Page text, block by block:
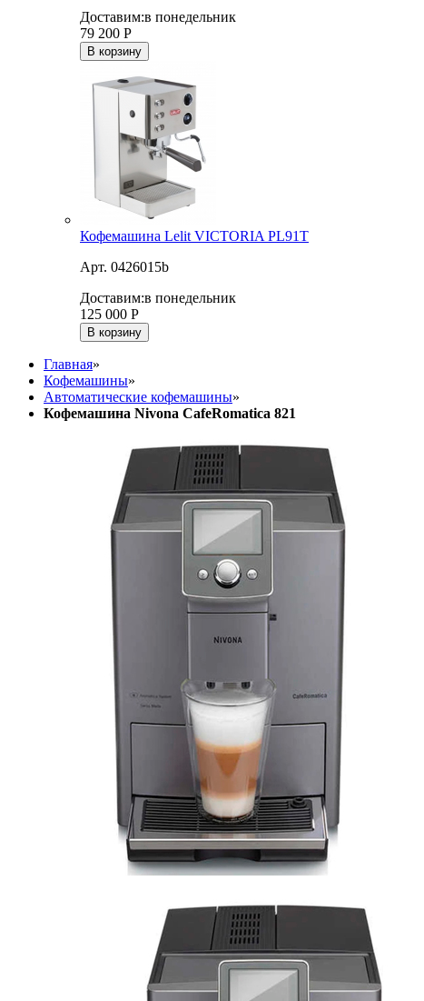
Доставим:в понедельник
79 200 Р
В корзину
Кофемашина Lelit VICTORIA PL91T
Арт. 0426015b
Доставим:в понедельник
125 000 Р
В корзину
Главная»
Кофемашины»
Автоматические кофемашины»
Кофемашина Nivona CafeRomatica 821